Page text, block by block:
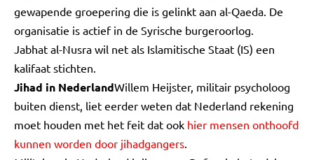
gewapende groepering die is gelinkt aan al-Qaeda. De
organisatie is actief in de Syrische burgeroorlog.
Jabhat al-Nusra wil net als Islamitische Staat (IS) een
kalifaat stichten.
Jihad in NederlandWillem Heijster, militair psycholoog
buiten dienst, liet eerder weten dat Nederland rekening
moet houden met het feit dat ook hier mensen onthoofd
kunnen worden door jihadgangers.